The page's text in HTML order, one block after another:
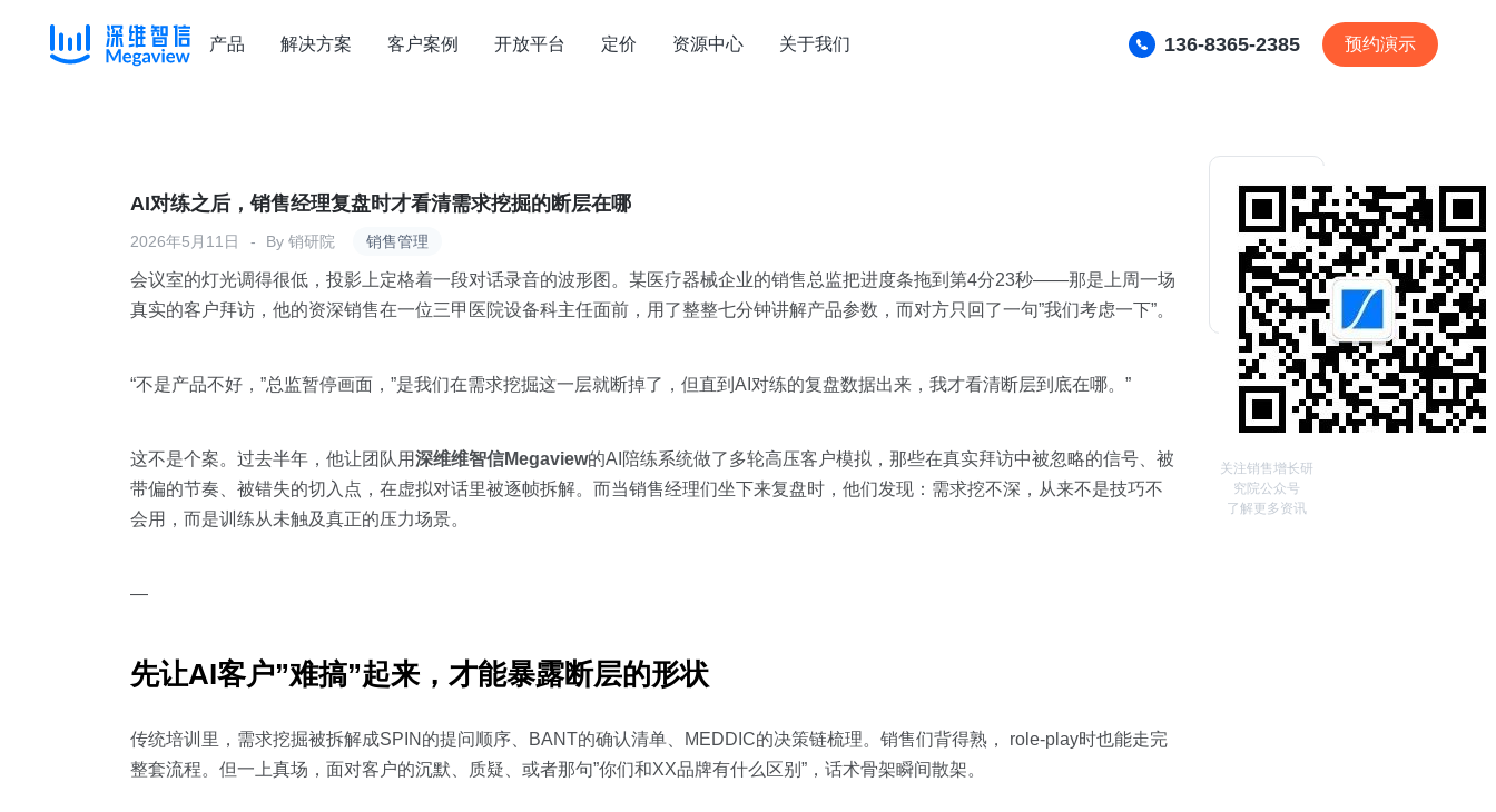
产品 解决方案 客户案例 开放平台 定价 资源中心 关于我们 136-8365-2385 预约演示
销售管理
AI对练之后，销售经理复盘时才看清需求挖掘的断层在哪
2026年5月11日 By 销研院
会议室的灯光调得很低，投影上定格着一段对话录音的波形图。某医疗器械企业的销售总监把进度条拖到第4分23秒——那是上周一场
真实的客户拜访，他的资深销售在一位三甲医院设备科主任面前，用了整整七分钟讲解产品参数，而对方只回了一句”我们考虑一下”。
“不是产品不好，”总监暂停画面，”是我们在需求挖掘这一层就断掉了，但直到AI对练的复盘数据出来，我才看清断层到底在哪。”
这不是个案。过去半年，他让团队用深维维智信Megaview的AI陪练系统做了多轮高压客户模拟，那些在真实拜访中被忽略的信号、被
带偏的节奏、被错失的切入点，在虚拟对话里被逐帧拆解。而当销售经理们坐下来复盘时，他们发现：需求挖不深，从来不是技巧不
会用，而是训练从未触及真正的压力场景。
—
先让AI客户”难搞”起来，才能暴露断层的形状
传统培训里，需求挖掘被拆解成SPIN的提问顺序、BANT的确认清单、MEDDIC的决策链梳理。销售们背得熟， role-play时也能走完
整套流程。但一上真场，面对客户的沉默、质疑、或者那句”你们和XX品牌有什么区别”，话术骨架瞬间散架。
关注销售增长研
究院公众号
了解更多资讯